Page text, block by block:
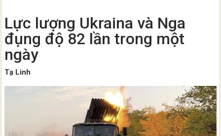
Lực lượng Ukraina và Nga
đụng độ 82 lần trong một
ngày
Tạ Linh